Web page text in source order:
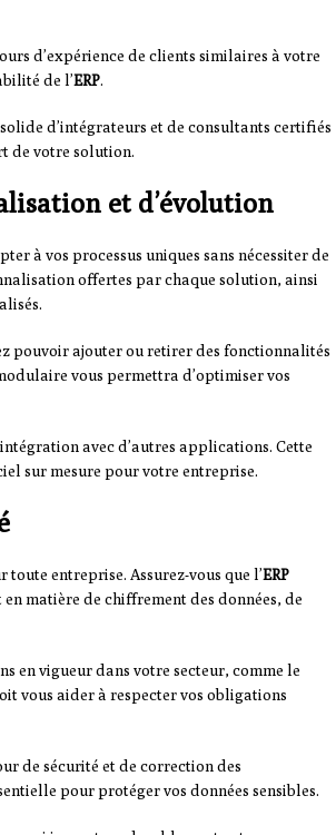
d’expérience de clients similaires à votre
de l’ERP.
d’intégrateurs et de consultants certifiés
de votre solution.
et d’évolution
à vos processus uniques sans nécessiter de
offertes par chaque solution, ainsi
pouvoir ajouter ou retirer des fonctionnalités
vous permettra d’optimiser vos
avec d’autres applications. Cette
sur mesure pour votre entreprise.
entreprise. Assurez-vous que l’ERP
matière de chiffrement des données, de
en vigueur dans votre secteur, comme le
vous aider à respecter vos obligations
de sécurité et de correction des
pour protéger vos données sensibles.